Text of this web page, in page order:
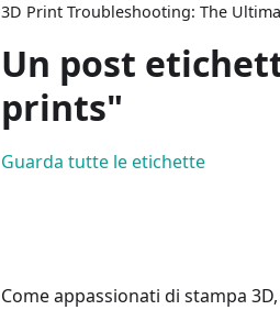
3D Print Troubleshooting: The
Un post
prints"
Guarda tutte le etichette
Come appassionati di stampa